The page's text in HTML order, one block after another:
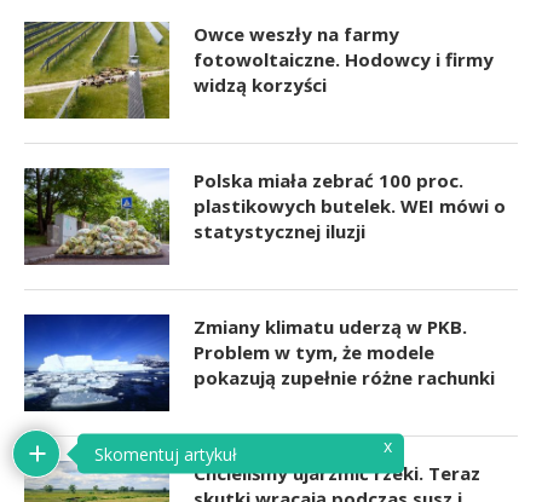
Owce weszły na farmy
fotowoltaiczne. Hodowcy i firmy
widzą korzyści
Polska miała zebrać 100 proc.
plastikowych butelek. WEI mówi o
statystycznej iluzji
Zmiany klimatu uderzą w PKB.
Problem w tym, że modele
pokazują zupełnie różne rachunki
Chcieliśmy ujarzmić rzeki. Teraz
Skomentuj artykuł x